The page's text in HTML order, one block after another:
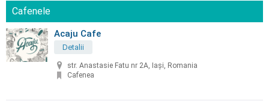
Cafenele
Acaju Cafe
Detalii
str. Anastasie Fatu nr 2A, Iași, Romania
Cafenea